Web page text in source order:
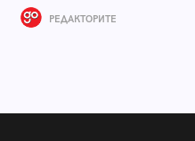
РЕДАКТОРИТЕ